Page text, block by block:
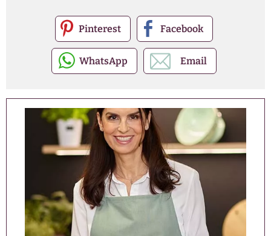
Pinterest Facebook
WhatsApp Email